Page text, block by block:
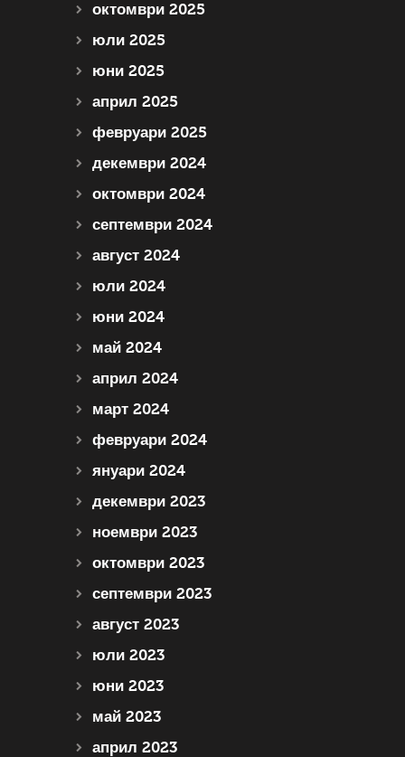
октомври 2025
юли 2025
юни 2025
април 2025
февруари 2025
декември 2024
октомври 2024
септември 2024
август 2024
юли 2024
юни 2024
май 2024
април 2024
март 2024
февруари 2024
януари 2024
декември 2023
ноември 2023
октомври 2023
септември 2023
август 2023
юли 2023
юни 2023
май 2023
април 2023